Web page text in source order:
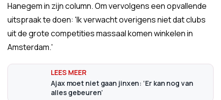
Hanegem in zijn column. Om vervolgens een opvallende
uitspraak te doen: 'Ik verwacht overigens niet dat clubs
uit de grote competities massaal komen winkelen in
Amsterdam.'
Ajax moet niet gaan jinxen: ‘Er kan nog van
alles gebeuren’